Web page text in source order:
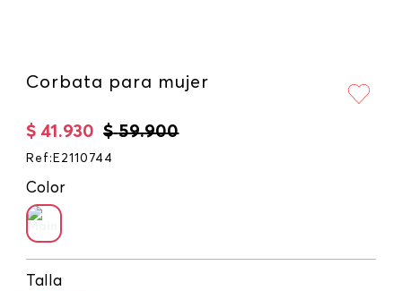
Corbata para mujer
$ 59.900
$ 41 .930
Ref : E2110744
Color
Talla